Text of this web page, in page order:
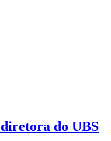
do UBS